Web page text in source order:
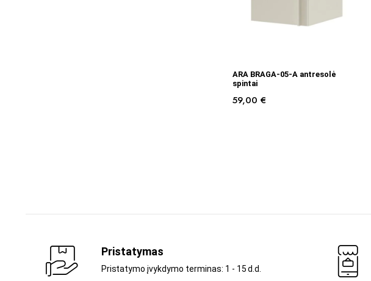
Į KREPŠELĮ
ARA BRAGA-05-A antresolė
spintai
59,00 €
Pristatymas
Pristatymo įvykdymo terminas: 1 - 15 d.d.